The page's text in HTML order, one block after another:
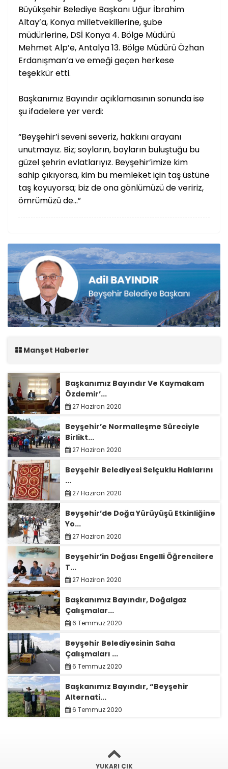
Büyükşehir Belediye Başkanı Uğur İbrahim
Altay’a, Konya milletvekillerine, şube
müdürlerine, DSİ Konya 4. Bölge Müdürü
Mehmet Alp’e, Antalya 13. Bölge Müdürü Özhan
Erdanışman’a ve emeği geçen herkese
teşekkür etti.
Başkanımız Bayındır açıklamasının sonunda ise
şu ifadelere yer verdi:
“Beyşehir’i seveni severiz, hakkını arayanı
unutmayız. Biz; soyların, boyların buluştuğu bu
güzel şehrin evlatlarıyız. Beyşehir’imize kim
sahip çıkıyorsa, kim bu memleket için taş üstüne
taş koyuyorsa; biz de ona gönlümüzü de veririz,
ömrümüzü de…”
Manşet Haberler
Başkanımız Bayındır Ve Kaymakam
Özdemir’...
27 Haziran 2020
Beyşehir’e Normalleşme Süreciyle
Birlikt...
27 Haziran 2020
Beyşehir Belediyesi Selçuklu Halılarını
...
27 Haziran 2020
Beyşehir’de Doğa Yürüyüşü Etkinliğine
Yo...
27 Haziran 2020
Beyşehir’in Doğası Engelli Öğrencilere
T...
27 Haziran 2020
Başkanımız Bayındır, Doğalgaz
Çalışmalar...
6 Temmuz 2020
Beyşehir Belediyesinin Saha
Çalışmaları ...
6 Temmuz 2020
Başkanımız Bayındır, “Beyşehir
Alternati...
6 Temmuz 2020
YUKARI ÇIK